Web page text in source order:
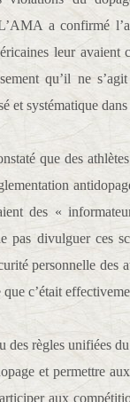
a confirmé
leur avaient
qu’il ne
et systématique
que des
des «
divulguer ces
personnelle des
c’était
des règles unifiées
et permettre
aux